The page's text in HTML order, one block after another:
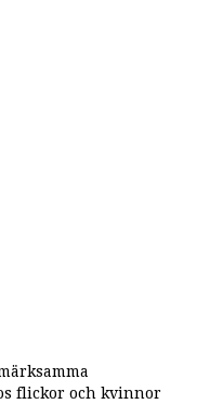
flickor och kvinnor